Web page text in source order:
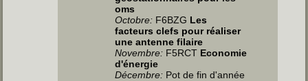
oms
Octobre: F6BZG Les
facteurs clefs pour réaliser
une antenne filaire
Novembre: F5RCT Economie
d'énergie
Décembre: Pot de fin d'année